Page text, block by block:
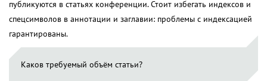
публикуются в статьях конференции. Стоит избегать индексов и
спецсимволов в аннотации и заглавии: проблемы с индексацией
гарантированы.
Каков требуемый объём статьи?